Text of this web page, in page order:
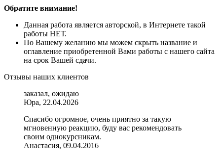
Обратите внимание!
Данная работа является авторской, в Интернете такой
работы НЕТ.
По Вашему желанию мы можем скрыть название и
оглавление приобретенной Вами работы с нашего сайта
на срок Вашей сдачи.
Отзывы наших клиентов
заказал, ожидаю
Юра, 22.04.2026
Спасибо огромное, очень приятно за такую
мгновенную реакцию, буду вас рекомендовать
своим однокурсникам.
Анастасия, 09.04.2016